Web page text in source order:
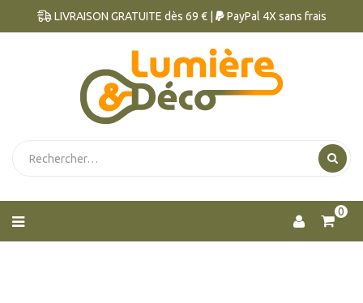
LIVRAISON GRATUITE dès 69 € | PayPal 4X sans frais
0